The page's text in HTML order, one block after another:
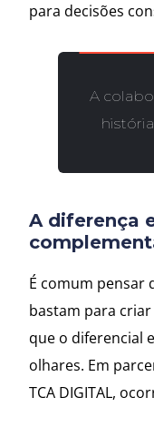
para decisões
A
A diferença
É comum pensar
bastam para
que o diferencial
olhares. Em
TCA DIGITAL,